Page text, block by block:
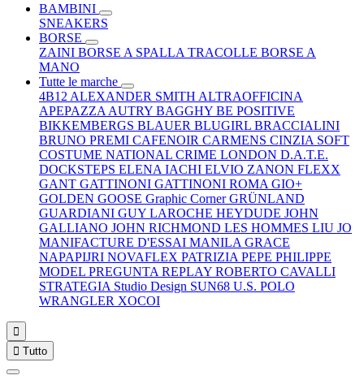
BAMBINI
SNEAKERS
BORSE
ZAINI BORSE A SPALLA TRACOLLE BORSE A
MANO
Tutte le marche
4B12 ALEXANDER SMITH ALTRAOFFICINA
APEPAZZA AUTRY BAGGHY BE POSITIVE
BIKKEMBERGS BLAUER BLUGIRL BRACCIALINI
BRUNO PREMI CAFENOIR CARMENS CINZIA SOFT
COSTUME NATIONAL CRIME LONDON D.A.T.E.
DOCKSTEPS ELENA IACHI ELVIO ZANON FLEXX
GANT GATTINONI GATTINONI ROMA GIO+
GOLDEN GOOSE Graphic CornerGRÜNLAND
GUARDIANI GUY LAROCHE HEYDUDE JOHN
GALLIANO JOHN RICHMOND LES HOMMES LIU JO
MANIFACTURE D'ESSAI MANILA GRACE
NAPAPIJRI NOVAFLEX PATRIZIA PEPE PHILIPPE
MODEL PREGUNTA REPLAY ROBERTO CAVALLI
STRATEGIA Studio Design SUN68 U.S. POLO
WRANGLER XOCOI

 Tutto